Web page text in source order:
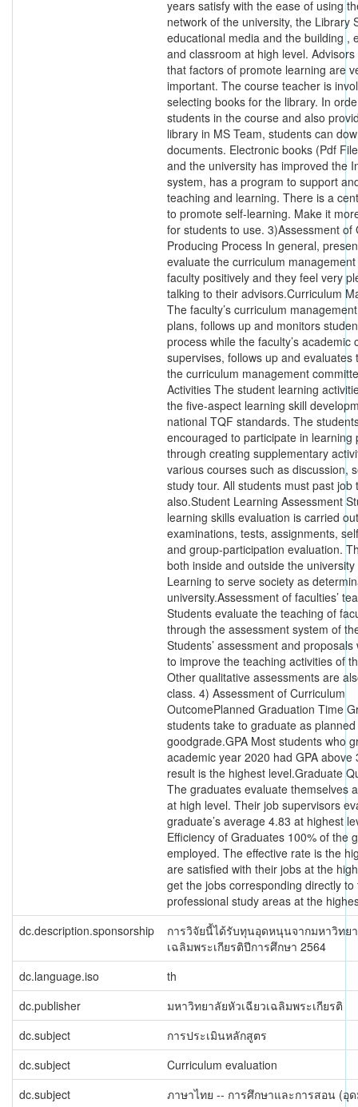
years satisfy with the ease of using
network of the university, the Library
educational media and the building ,
and classroom at high level.
that factors of promote learning are
important. The course teacher is
selecting books for the library. In
students in the course and also
library in MS Team, students can
documents. Electronic books (Pdf
and the university has improved the
system, has a program to support
teaching and learning. There is a
to promote self-learning. Make it
for students to use. 3)Assessment of
Producing Process In general,
evaluate the curriculum
faculty positively and they feel very
talking to their advisors.Curriculum
The faculty’s curriculum
plans, follows up and monitors
process while the faculty’s academic
supervises, follows up and evaluates
the curriculum management
Activities The student learning
the five-aspect learning skill
national TQF standards. The
encouraged to participate in learning
through creating supplementary
various courses such as discussion,
study tour. All students must past job
also.Student Learning Assessment
learning skills evaluation is carried
examinations, tests, assignments,
and group-participation evaluation.
both inside and outside the
Learning to serve society as
university.Assessment of faculties’
Students evaluate the teaching of
through the assessment system of
Students’ assessment and proposals
to improve the teaching activities of
Other qualitative assessments are
class. 4) Assessment of Curriculum
OutcomePlanned Graduation Time
students take to graduate as
goodgrade.GPA Most students who
academic year 2020 had GPA above
result is the highest level.Graduate
The graduates evaluate themselves
at high level. Their job supervisors
graduate’s average 4.83 at highest
Efficiency of Graduates 100% of the
employed. The effective rate is the
are satisfied with their jobs at the
get the jobs corresponding directly to
professional study areas at the
dc.description.sponsorship
การวิจัยนี้ได้รับทุนอุดหนุนจากมหาวิทย
เฉลิมพระเกียรติปีการศึกษา 2564
dc.language.iso
th
dc.publisher
มหาวิทยาลัยหัวเฉียวเฉลิมพระเกียรติ
dc.subject
การประเมินหลักสูตร
dc.subject
Curriculum evaluation
dc.subject
ภาษาไทย -- การศึกษาและการสอน (อุ